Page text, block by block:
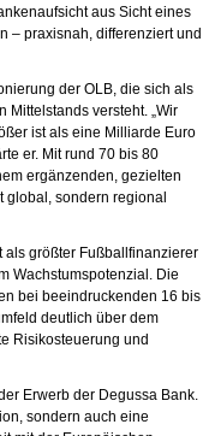
aus Sicht eines
– praxisnah, differenziert und
der OLB, die sich als
Mittelstands versteht. „Wir
ist als eine Milliarde Euro
er. Mit rund 70 bis 80
ergänzenden, gezielten
global, sondern regional
als größter Fußballfinanzierer
Wachstumspotenzial. Die
bei beeindruckenden 16 bis
deutlich über dem
Risikosteuerung und
Erwerb der Degussa Bank.
sondern auch eine